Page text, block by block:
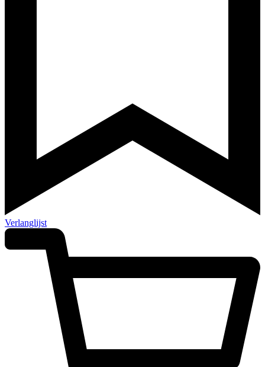
Verlanglijst